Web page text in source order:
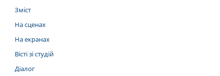
Зміст
На сценах
На екранах
Вісті зі студій
Діалог